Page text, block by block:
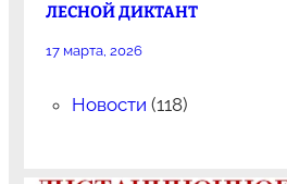
ЛЕСНОЙ ДИКТАНТ
17 марта, 2026
Новости (118)